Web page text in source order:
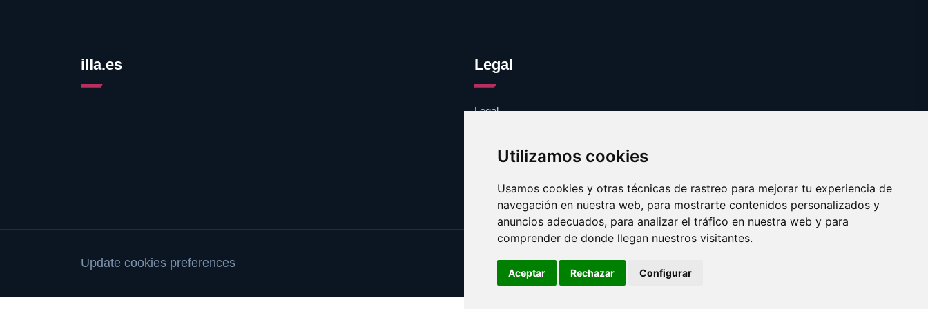
Utilizamos cookies
Usamos cookies y otras técnicas de rastreo para mejorar tu experiencia de
navegación en nuestra web, para mostrarte contenidos personalizados y
anuncios adecuados, para analizar el tráfico en nuestra web y para
comprender de donde llegan nuestros visitantes.
Aceptar Rechazar Configurar
illa.es Legal
Legal
Contacto
Update cookies preferences